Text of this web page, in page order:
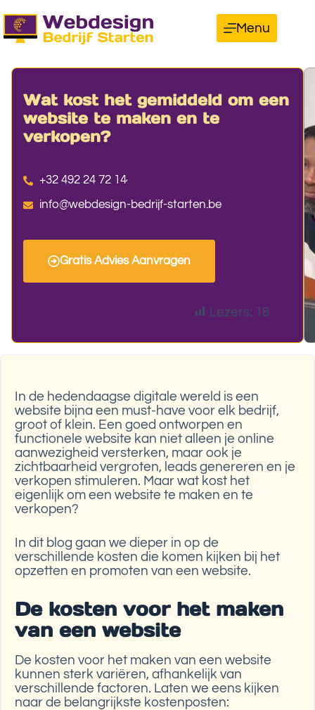
Menu
Wat kost het gemiddeld om een
website te maken en te
verkopen?
+32 492 24 72 14
info@webdesign-bedrijf-starten.be
Gratis Advies Aanvragen
Lezers: 18
In de hedendaagse digitale wereld is een
website bijna een must-have voor elk bedrijf,
groot of klein. Een goed ontworpen en
functionele website kan niet alleen je online
aanwezigheid versterken, maar ook je
zichtbaarheid vergroten, leads genereren en je
verkopen stimuleren. Maar wat kost het
eigenlijk om een website te maken en te
verkopen?
In dit blog gaan we dieper in op de
verschillende kosten die komen kijken bij het
opzetten en promoten van een website.
De kosten voor het maken
van een website
De kosten voor het maken van een website
kunnen sterk variëren, afhankelijk van
verschillende factoren. Laten we eens kijken
naar de belangrijkste kostenposten: